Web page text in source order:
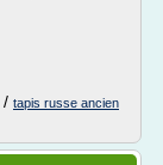
/ tapis russe ancien